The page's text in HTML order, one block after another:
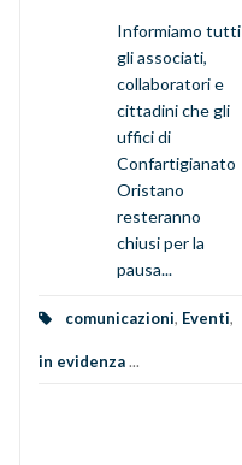
Informiamo tutti
gli associati,
collaboratori e
cittadini che gli
uffici di
Confartigianato
Oristano
resteranno
chiusi per la
pausa...
comunicazioni, Eventi,
in evidenza ...